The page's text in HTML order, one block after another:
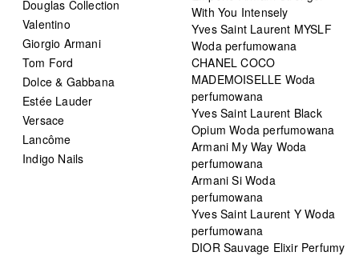
Douglas Collection
Valentino
Giorgio Armani
Tom Ford
Dolce & Gabbana
Estée Lauder
Versace
Lancôme
Indigo Nails
With You Intensely
Yves Saint Laurent MYSLF
Woda perfumowana
CHANEL COCO
MADEMOISELLE Woda
perfumowana
Yves Saint Laurent Black
Opium Woda perfumowana
Armani My Way Woda
perfumowana
Armani Si Woda
perfumowana
Yves Saint Laurent Y Woda
perfumowana
DIOR Sauvage Elixir Perfumy